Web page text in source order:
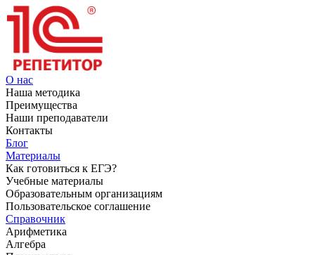
О нас
Наша методика
Преимущества
Наши преподаватели
Контакты
Блог
Материалы
Как готовиться к ЕГЭ?
Учебные материалы
Образовательным организациям
Пользовательское соглашение
Справочник
Арифметика
Алгебра